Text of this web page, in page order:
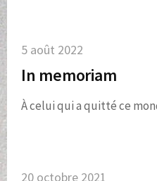
5 août 2022
In memoriam
À celui qui a quitté ce
20 octobre 2021